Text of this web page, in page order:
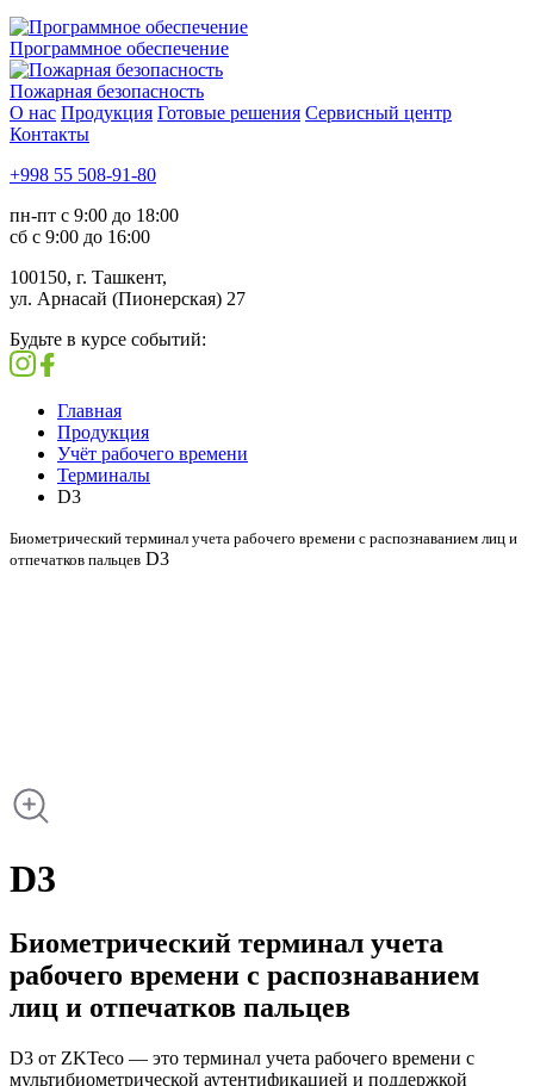
Программное обеспечение
Пожарная безопасность
О нас Продукция Готовые решения Сервисный центр
Контакты
+998 55 508-91-80
пн-пт с 9:00 до 18:00
сб с 9:00 до 16:00
100150, г. Ташкент,
ул. Арнасай (Пионерская) 27
Будьте в курсе событий:
Главная
Продукция
Учёт рабочего времени
Терминалы
D3
Биометрический терминал учета рабочего времени с распознаванием лиц и
отпечатков пальцев D3
D3
Биометрический терминал учета
рабочего времени с распознаванием
лиц и отпечатков пальцев
D3 от ZKTeco — это терминал учета рабочего времени с
мультибиометрической аутентификацией и поддержкой